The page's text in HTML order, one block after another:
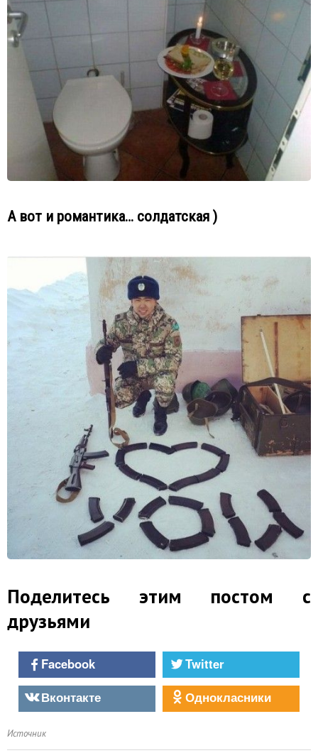
А вот и романтика… солдатская )
Поделитесь этим постом с
друзьями
Facebook
Twitter
Вконтакте
Однокласники
Источник